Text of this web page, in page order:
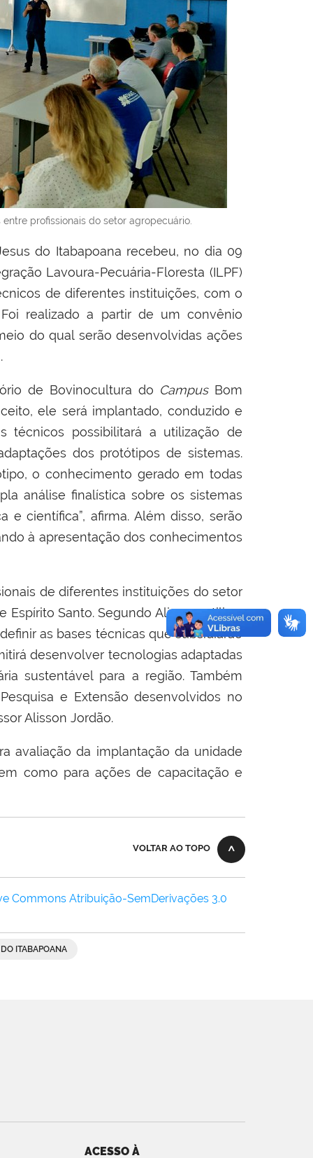
profissionais do setor agropecuário.
do Itabapoana recebeu, no dia 09
Lavoura-Pecuária-Floresta (ILPF)
de diferentes instituições, com o
realizado a partir de um convênio
do qual serão desenvolvidas ações
de Bovinocultura do Campus Bom
ele será implantado, conduzido e
técnicos possibilitará a utilização de
dos protótipos de sistemas.
o conhecimento gerado em todas
análise finalística sobre os sistemas
científica”, afirma. Além disso, serão
à apresentação dos conhecimentos
de diferentes instituições do setor
Santo. Segundo Alisson, utilizar
as bases técnicas que subsidiarão
desenvolver tecnologias adaptadas
sustentável para a região. Também
e Extensão desenvolvidos no
Alisson Jordão.
avaliação da implantação da unidade
como para ações de capacitação e
VOLTAR AO TOPO
Commons Atribuição-SemDerivações 3.0
ITABAPOANA
ACESSO À